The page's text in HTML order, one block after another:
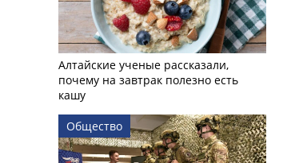
Алтайские ученые рассказали,
почему на завтрак полезно есть
кашу
Общество